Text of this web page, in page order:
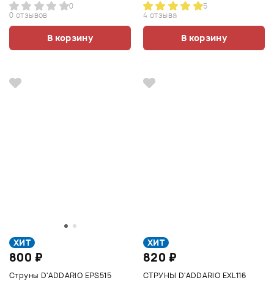
0
0 отзывов
В корзину
5
4 отзыва
В корзину
ХИТ
800 ₽
Струны D'ADDARIO EPS515
ХИТ
820 ₽
СТРУНЫ D'ADDARIO EXL116